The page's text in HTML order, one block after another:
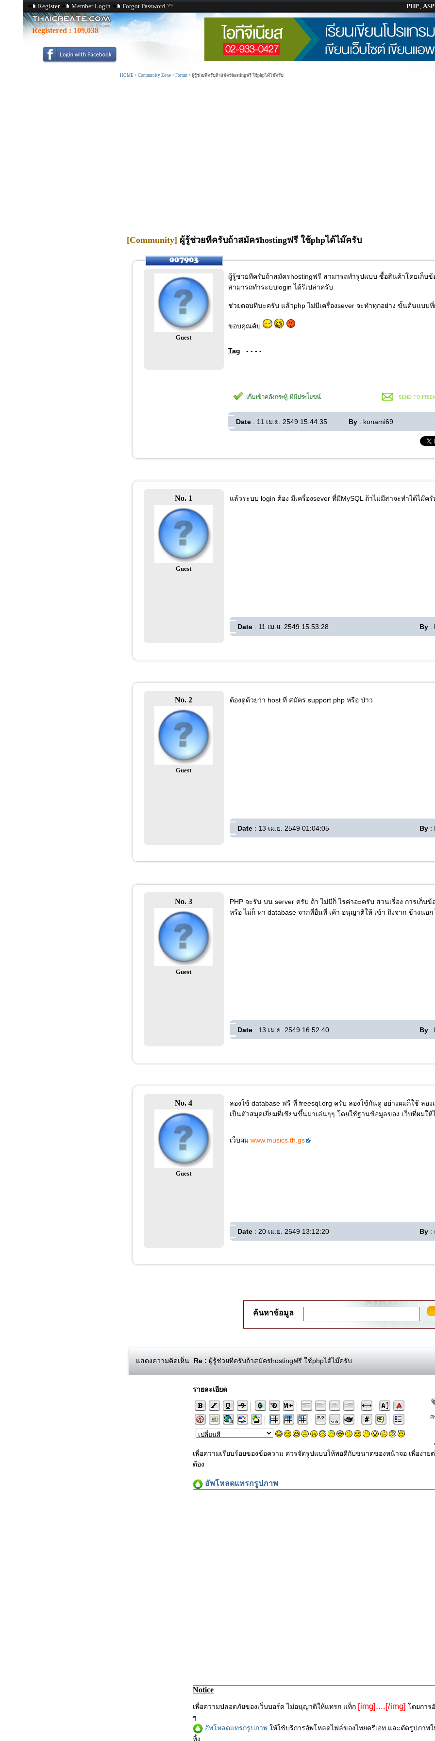
Register Member Login Forgot Password ?? PHP, ASP
Registered : 109,038
HOME > Community Zone > Forum > ผู้รู้ช่วยทีครับถ้าสมัครhostingฟรี ใช้phpได้ไม๊ครับ
[Community] ผู้รู้ช่วยทีครับถ้าสมัครhostingฟรี ใช้phpได้ไม๊ครับ
Guest
ผู้รู้ช่วยทีครับถ้าสมัครhostingฟรี สามารถทำรูปแบบ ซื้อสินค้าโดยเก็บ
สามารถทำระบบlogin ได้รึเปล่าครับ
ช่วยตอบทีนะครับ แล้วphp ไม่มีเครื่องsever จะทำทุกอย่าง ขั้นต้นแบบ
ขอบคุณคับ
Tag : - - - -
Date : 11 เม.ย. 2549 15:44:35 By : konami69
No. 1
Guest
แล้วระบบ login ต้อง มีเครื่องsever ที่มีMySQL ถ้าไม่มีสาจะทำได้ไม๊ครั
Date : 11 เม.ย. 2549 15:53:28 By :
No. 2
Guest
ต้องดูด้วยว่า host ที่ สมัคร support php หรือ ป่าว
Date : 13 เม.ย. 2549 01:04:05 By :
No. 3
Guest
PHP จะรัน บน server ครับ ถ้า ไม่มีก็ ไรค่าอ่ะครับ ส่วนเรื่อง การเก็บ
หรือ ไม่ก็ หา database จากที่อื่นที่ เค้า อนุญาติให้ เข้า ถึงจาก ข้างนอก
Date : 13 เม.ย. 2549 16:52:40 By :
No. 4
Guest
ลองใช้ database ฟรี ที่ freesql.org ครับ ลองใช้กันดู อย่างผมก็ใช้ ลอ
เป็นตัวสมุดเยี่ยมที่เขียนขึ้นมาเล่นๆๆ โดยใช้ฐานข้อมูลของ เว็บที่ผมใ
เว็บผม www.musics.th.gs
Date : 20 เม.ย. 2549 13:12:20 By :
ค้นหาข้อมูล
แสดงความคิดเห็น Re : ผู้รู้ช่วยทีครับถ้าสมัครhostingฟรี ใช้phpได้ไม๊ครับ
รายละเอียด
เพื่อความเรียบร้อยของข้อความ ควรจัดรูปแบบให้พอดีกับขนาดของหน้าจอ เพื่อง่า
ต้อง
อัพโหลดแทรกรูปภาพ
Notice
เพื่อความปลอดภัยของเว็บบอร์ด ไม่อนุญาติให้แทรก แท็ก [img]....[/img] โดยการ
ๆ
อัพโหลดแทรกรูปภาพ ให้ใช้บริการอัพโหลดไฟล์ของไทยครีเอท และตัดรูปภาพ
ทิ้ง